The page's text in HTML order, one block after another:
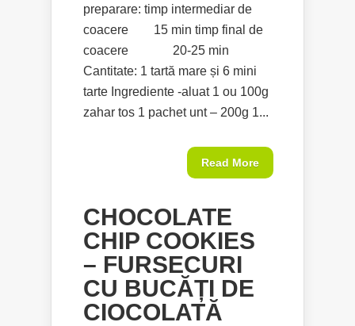
preparare: timp intermediar de
coacere 15 min timp final de
coacere 20-25 min
Cantitate: 1 tartă mare și 6 mini
tarte Ingrediente -aluat 1 ou 100g
zahar tos 1 pachet unt – 200g 1...
Read More
CHOCOLATE
CHIP COOKIES
– FURSECURI
CU BUCĂȚI DE
CIOCOLATĂ